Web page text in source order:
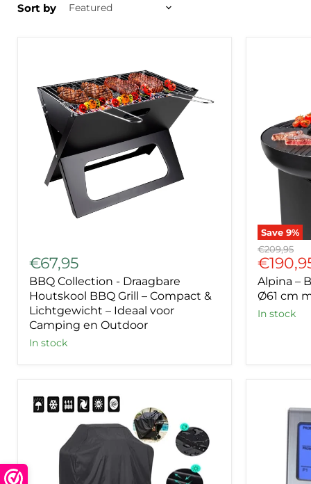
Sort by
Collection
-
Draagbare
Houtskool
BBQ
Grill
–
Compact
Ideaal
voor
Outdoor
€67,95
BBQ Collection - Draagbare
Houtskool BBQ Grill – Compact &
Lichtgewicht – Ideaal voor
Camping en Outdoor
In stock
Save 9%
Alpina
–
&
BBQ
Grill
–
Original
price
€209,95
price
Alpina –
Ø61 cm
In stock